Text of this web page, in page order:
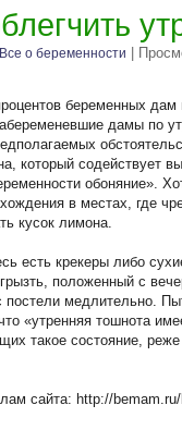
Все о беременности |
беременных дам
дамы по
который содействует
обоняние».
в местах, где
кусок лимона.
есть крекеры либо
положенный с
постели медлительно.
«утренняя тошнота
такое состояние,
сайта: http://